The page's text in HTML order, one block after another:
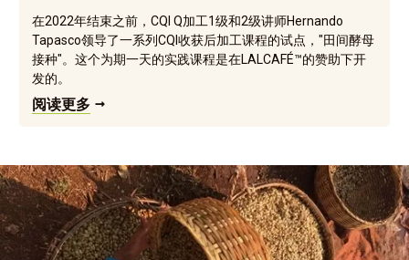
在2022年结束之前，CQI Q加工1级和2级讲师Hernando
Tapasco领导了一系列CQI收获后加工课程的试点，"田间酵母
接种"。这个为期一天的实践课程是在LALCAFÉ™的赞助下开
发的。
阅读更多